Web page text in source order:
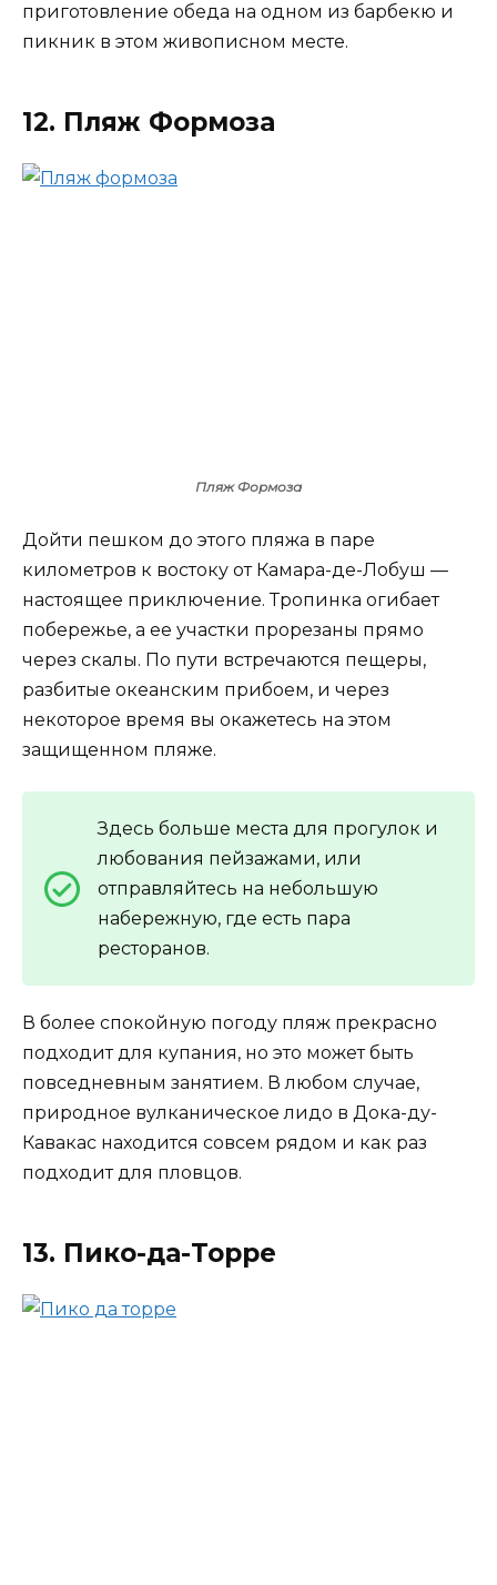
приготовление обеда на одном из барбекю и
пикник в этом живописном месте.
12. Пляж Формоза
Пляж Формоза
Дойти пешком до этого пляжа в паре
километров к востоку от Камара-де-Лобуш —
настоящее приключение. Тропинка огибает
побережье, а ее участки прорезаны прямо
через скалы. По пути встречаются пещеры,
разбитые океанским прибоем, и через
некоторое время вы окажетесь на этом
защищенном пляже.
Здесь больше места для прогулок и
любования пейзажами, или
отправляйтесь на небольшую
набережную, где есть пара
ресторанов.
В более спокойную погоду пляж прекрасно
подходит для купания, но это может быть
повседневным занятием. В любом случае,
природное вулканическое лидо в Дока-ду-
Кавакас находится совсем рядом и как раз
подходит для пловцов.
13. Пико-да-Торре